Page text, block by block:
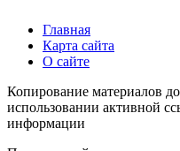
Главная
Карта сайта
О сайте
Копирование материалов
использовании активной
информации